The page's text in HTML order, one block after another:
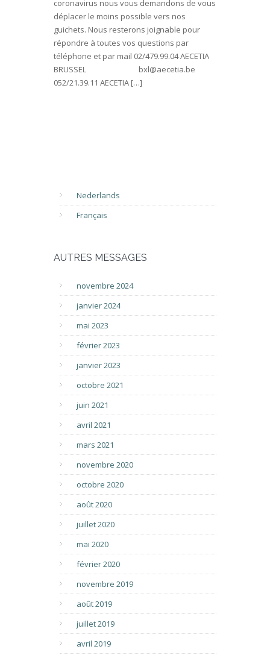
coronavirus nous vous demandons de vous
déplacer le moins possible vers nos
guichets. Nous resterons joignable pour
répondre à toutes vos questions par
téléphone et par mail 02/479.99.04 AECETIA
BRUSSEL bxl@aecetia.be
052/21.39.11 AECETIA […]
Nederlands
Français
AUTRES MESSAGES
novembre 2024
janvier 2024
mai 2023
février 2023
janvier 2023
octobre 2021
juin 2021
avril 2021
mars 2021
novembre 2020
octobre 2020
août 2020
juillet 2020
mai 2020
février 2020
novembre 2019
août 2019
juillet 2019
avril 2019